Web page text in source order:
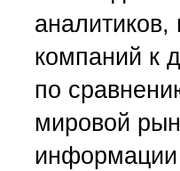
компаний к
по
мировой
информации